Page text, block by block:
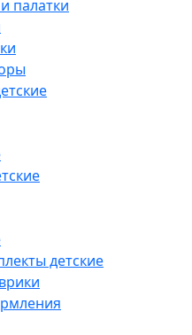
палатки
детские